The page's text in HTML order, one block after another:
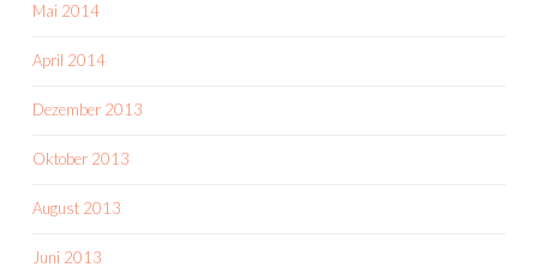
Mai 2014
April 2014
Dezember 2013
Oktober 2013
August 2013
Juni 2013